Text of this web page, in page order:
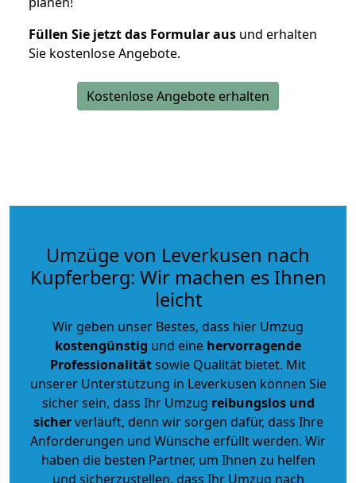
Füllen Sie jetzt das Formular aus und erhalten
Sie kostenlose Angebote.
Kostenlose Angebote erhalten
Umzüge von Leverkusen nach
Kupferberg: Wir machen es Ihnen
leicht
Wir geben unser Bestes, dass hier Umzug
kostengünstig und eine hervorragende
Professionalitätsowie Qualität bietet. Mit
unserer Unterstützung in Leverkusen können Sie
sicher sein, dass Ihr Umzug reibungslos und
sicherverläuft, denn wir sorgen dafür, dass Ihre
Anforderungen und Wünsche erfüllt werden. Wir
haben die besten Partner, um Ihnen zu helfen
und sicherzustellen, dass Ihr Umzug nach